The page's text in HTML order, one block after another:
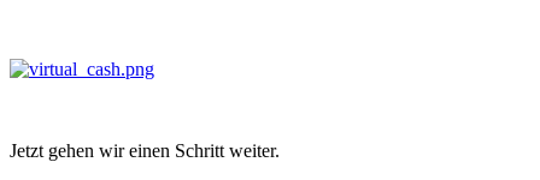
Jetzt gehen wir einen Schritt weiter.